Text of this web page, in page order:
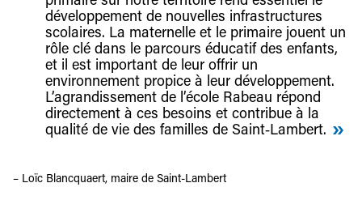
développement de nouvelles infrastructures
scolaires. La maternelle et le primaire jouent un
rôle clé dans le parcours éducatif des enfants,
et il est important de leur offrir un
environnement propice à leur développement.
L’agrandissement de l’école Rabeau répond
directement à ces besoins et contribue à la
qualité de vie des familles de Saint‑Lambert.
– Loïc Blancquaert, maire de Saint-Lambert